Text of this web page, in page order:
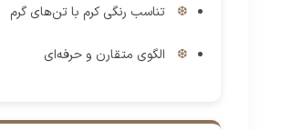
تناسب رنگی کرم با تن‌های گرم
الگوی متقارن و حرفه‌ای